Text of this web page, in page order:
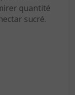
quantité
sucré.